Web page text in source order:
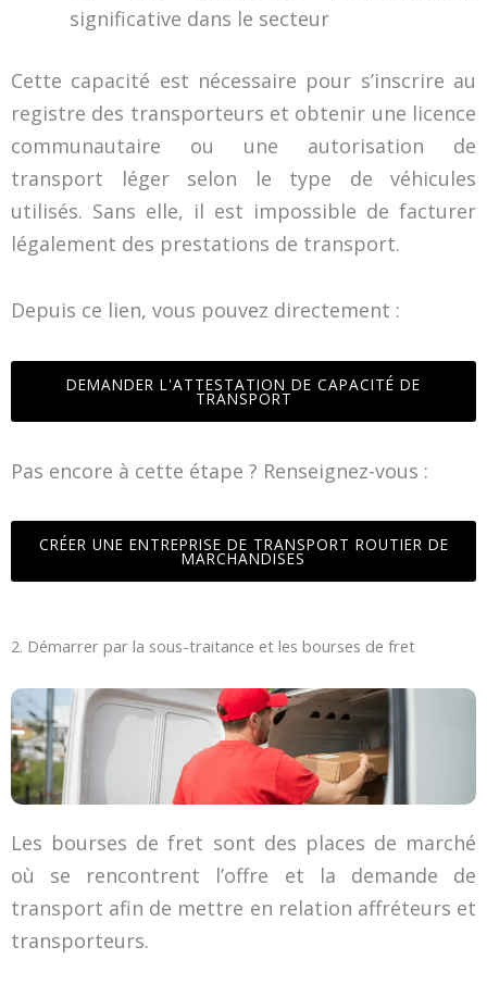
significative dans le secteur
Cette capacité est nécessaire pour s’inscrire au
registre des transporteurs et obtenir une licence
communautaire ou une autorisation de
transport léger selon le type de véhicules
utilisés. Sans elle, il est impossible de facturer
légalement des prestations de transport.
Depuis ce lien, vous pouvez directement :
DEMANDER L'ATTESTATION DE CAPACITÉ DE
TRANSPORT
Pas encore à cette étape ? Renseignez-vous :
CRÉER UNE ENTREPRISE DE TRANSPORT ROUTIER DE
MARCHANDISES
2. Démarrer par la sous-traitance et les bourses de fret
Les bourses de fret sont des places de marché
où se rencontrent l’offre et la demande de
transport afin de mettre en relation affréteurs et
transporteurs.